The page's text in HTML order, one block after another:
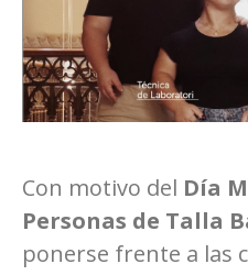
Con motivo del Día
Personas de Talla
ponerse frente a las